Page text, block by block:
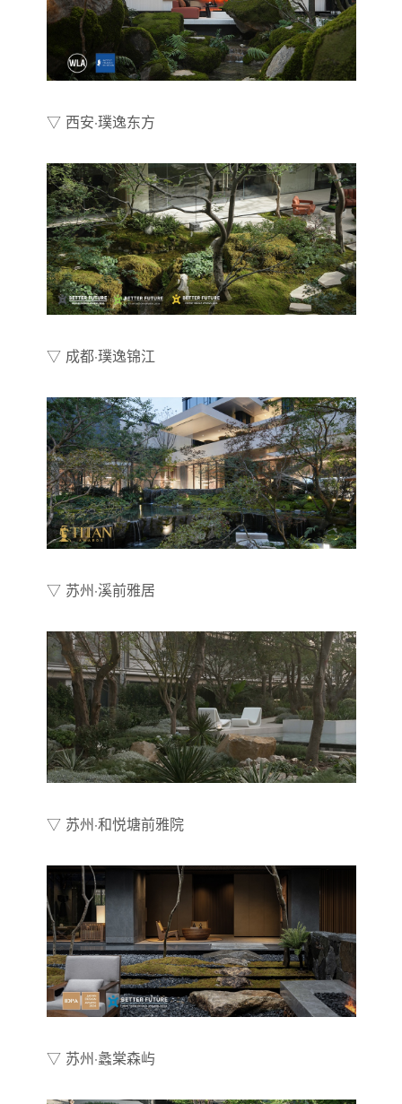
▽ 西安·璞逸东方
▽ 成都·璞逸锦江
▽ 苏州·溪前雅居
▽ 苏州·和悦塘前雅院
▽ 苏州·蠡棠森屿